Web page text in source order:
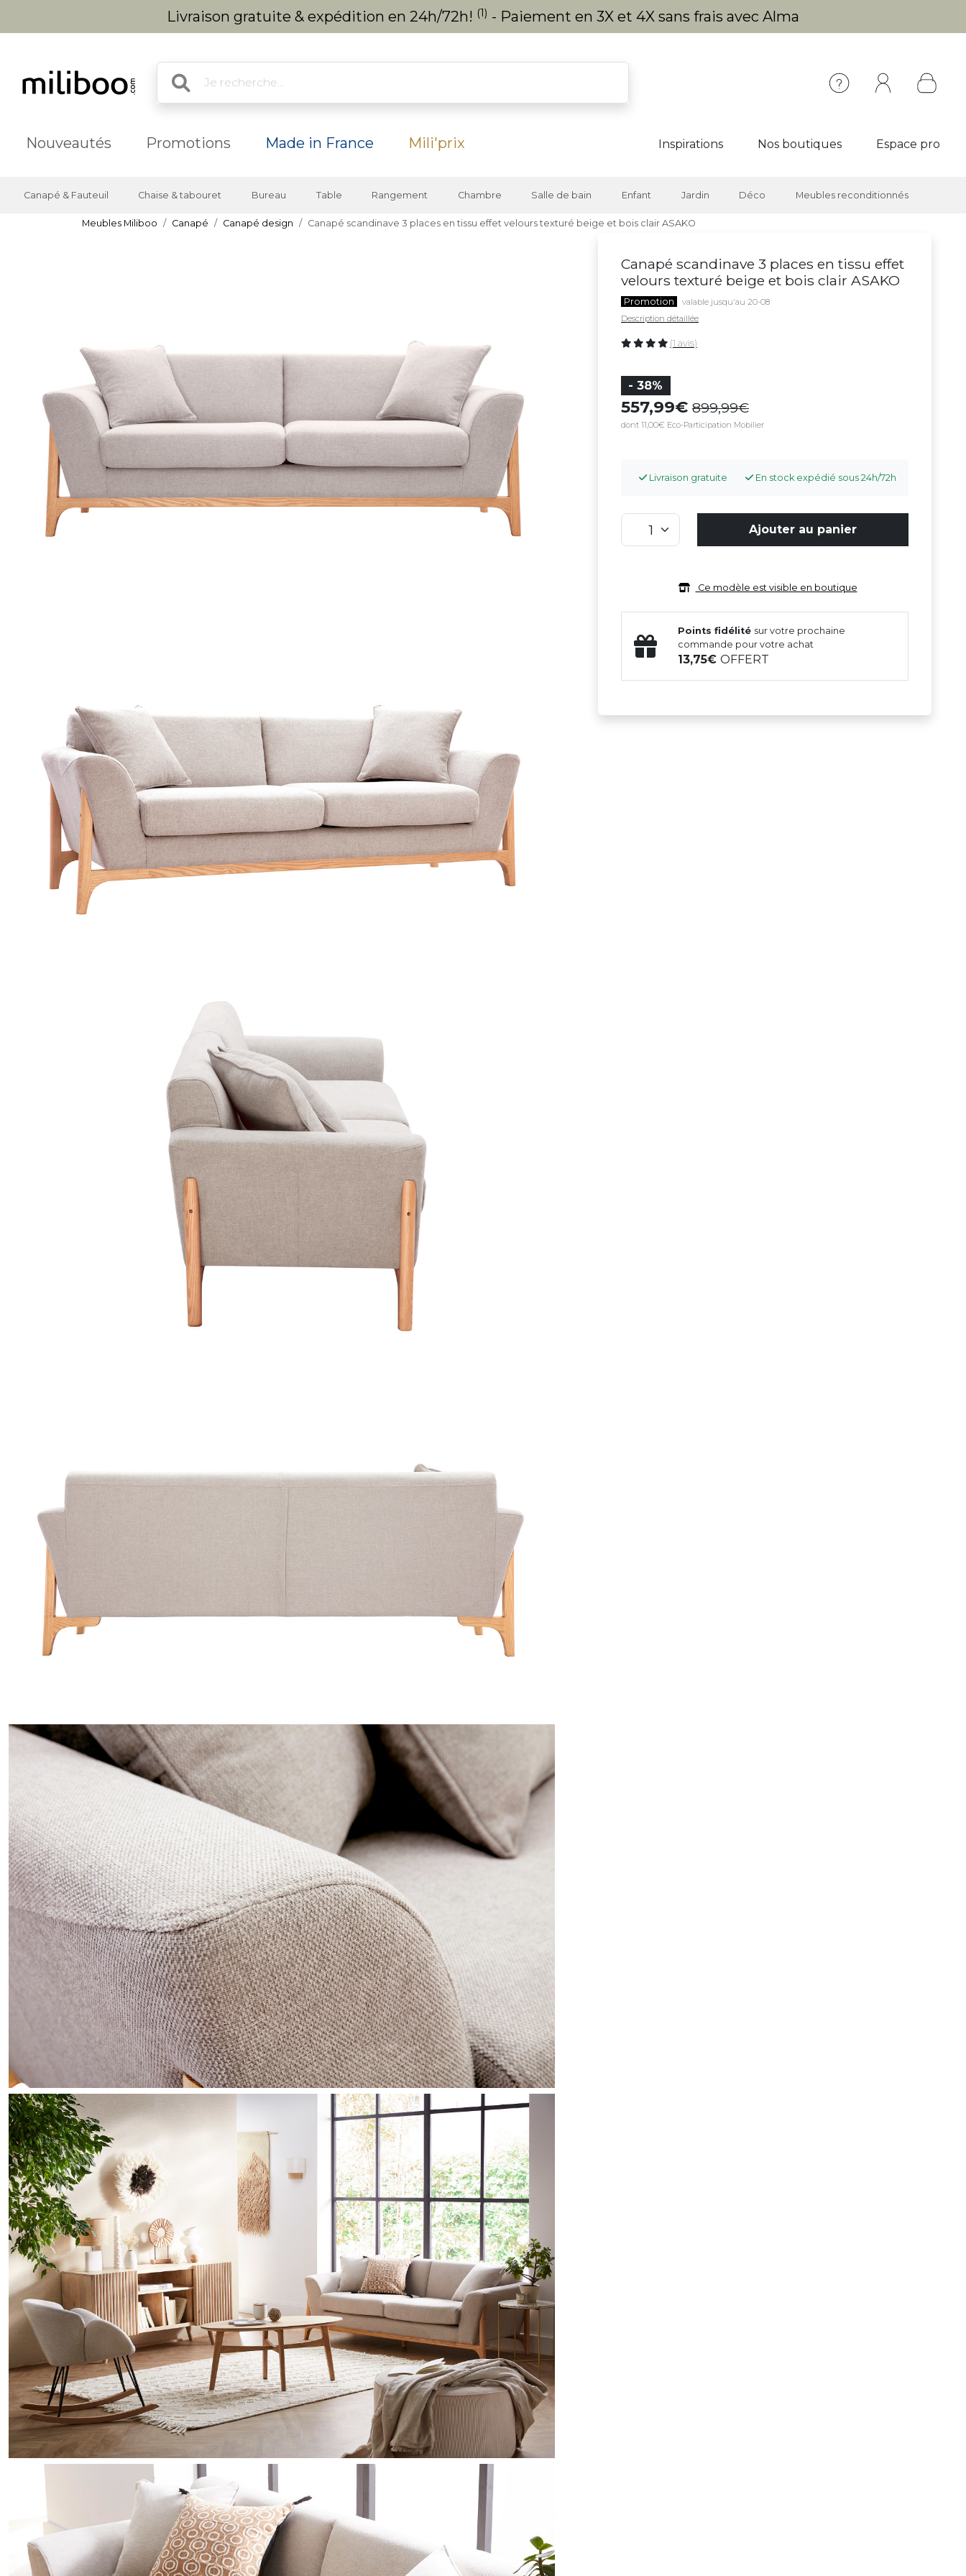
Livraison gratuite & expédition en 24h/72h! (1) - Paiement en 3X et 4X sans frais avec Alma
Nouveautés Promotions Made in France Mili'prix Inspirations Nos boutiques Espace pro
Canapé & Fauteuil Chaise & tabouret Bureau Table Rangement Chambre Salle de bain Enfant Jardin Déco Meubles reconditionnés
Meubles Miliboo Canapé Canapé design Canapé scandinave 3 places en tissu effet velours texturé beige et bois clair ASAKO
Canapé scandinave 3 places en tissu effet
velours texturé beige et bois clair ASAKO
Promotion
valable jusqu'au 20-08
Description détaillée
(1 avis)
- 38%
557,99 899,99
dont 11,00€ Eco-Participation Mobilier
Livraison gratuite En stock expédié sous 24h/72h
Ajouter au panier
Ce modèle est visible en boutique
Points fidélité sur votre prochaine
commande pour votre achat
13,75OFFERT